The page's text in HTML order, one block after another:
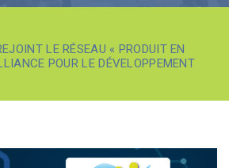
LE RÉSEAU « PRODUIT EN
POUR LE DÉVELOPPEMENT